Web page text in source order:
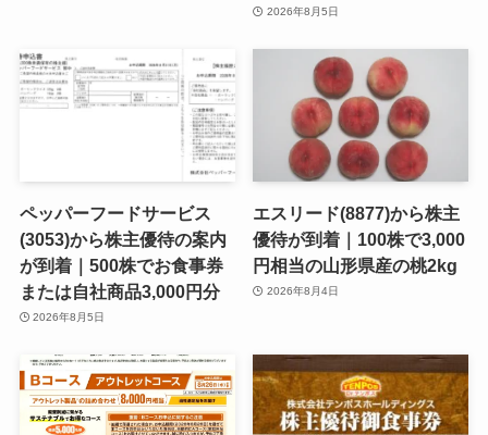
2026年8月5日
ペッパーフードサービス
(3053)から株主優待の案内
が到着｜500株でお食事券
または自社商品3,000円分
2026年8月5日
エスリード(8877)から株主
優待が到着｜100株で3,000
円相当の山形県産の桃2kg
2026年8月4日